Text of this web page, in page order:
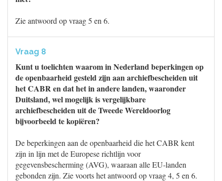
Zie antwoord op vraag 5 en 6.
Vraag 8
Kunt u toelichten waarom in Nederland beperkingen op
de openbaarheid gesteld zijn aan archiefbescheiden uit
het CABR en dat het in andere landen, waaronder
Duitsland, wel mogelijk is vergelijkbare
archiefbescheiden uit de Tweede Wereldoorlog
bijvoorbeeld te kopiëren?
De beperkingen aan de openbaarheid die het CABR kent
zijn in lijn met de Europese richtlijn voor
gegevensbescherming (AVG), waaraan alle EU-landen
gebonden zijn. Zie voorts het antwoord op vraag 4, 5 en 6.